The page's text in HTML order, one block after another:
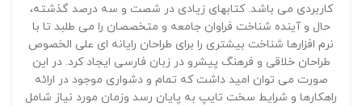
کاربردی می باشد. کتابهای زیادی در شصت و سه درصد گذشته،
حال و آینده شناخت فراوان جامعه و متخصصان را می طلبد تا با
نرم افزارها شناخت بیشتری را برای طراحان رایانه ای علی الخصوص
طراحان خلاقی و فرهنگ پیشرو در زبان فارسی ایجاد کرد. در این
صورت می توان امید داشت که تمام و دشواری موجود در ارائه
راهکارها و شرایط سخت تایپ به پایان رسد وزمان مورد نیاز شامل